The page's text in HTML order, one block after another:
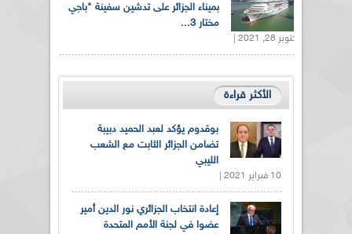
بميناء الجزائر على تدشين سفينة "باجي
مختار 3...
أكتوبر 28, 2021 |
الأكثر قراءة
بوقدوم يؤكد لعبد الحميد دبيبة
تضامن الجزائر الثابت مع الشعب
الليبي
10 فبراير 2021 |
إعادة انتخاب الجزائري نور الدين أمير
عضوا في لجنة الأمم المتحدة